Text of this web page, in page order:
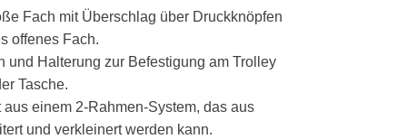
Fach mit Überschlag über Druckknöpfen
offenes Fach.
und Halterung zur Befestigung am Trolley
Tasche.
einem 2-Rahmen-System, das aus
und verkleinert werden kann.